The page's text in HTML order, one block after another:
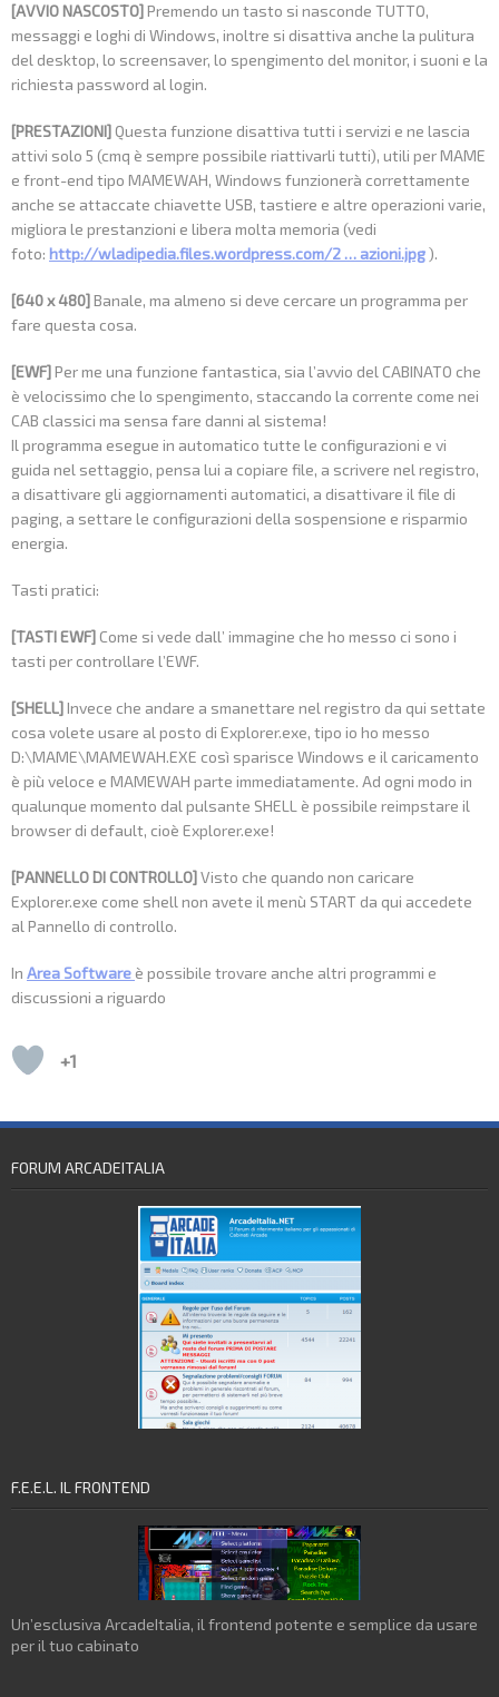
[AVVIO NASCOSTO]Premendo un tasto si nasconde TUTTO,
messaggi e loghi di Windows, inoltre si disattiva anche la pulitura
del desktop, lo screensaver, lo spengimento del monitor, i suoni e la
richiesta password al login.
[PRESTAZIONI] Questa funzione disattiva tutti i servizi e ne lascia
attivi solo 5 (cmq è sempre possibile riattivarli tutti), utili per MAME
e front-end tipo MAMEWAH, Windows funzionerà correttamente
anche se attaccate chiavette USB, tastiere e altre operazioni varie,
migliora le prestanzioni e libera molta memoria (vedi
foto: http://wladipedia.files.wordpress.com/2 … azioni.jpg).
[640 x 480]Banale, ma almeno si deve cercare un programma per
fare questa cosa.
[EWF]Per me una funzione fantastica, sia l’avvio del CABINATO che
è velocissimo che lo spengimento, staccando la corrente come nei
CAB classici ma sensa fare danni al sistema!
Il programma esegue in automatico tutte le configurazioni e vi
guida nel settaggio, pensa lui a copiare file, a scrivere nel registro,
a disattivare gli aggiornamenti automatici, a disattivare il file di
paging, a settare le configurazioni della sospensione e risparmio
energia.
Tasti pratici:
[TASTI EWF] Come si vede dall’ immagine che ho messo ci sono i
tasti per controllare l’EWF.
[SHELL]Invece che andare a smanettare nel registro da qui settate
cosa volete usare al posto di Explorer.exe, tipo io ho messo
D:\MAME\MAMEWAH.EXE così sparisce Windows e il caricamento
è più veloce e MAMEWAH parte immediatamente. Ad ogni modo in
qualunque momento dal pulsante SHELL è possibile reimpstare il
browser di default, cioè Explorer.exe!
[PANNELLO DI CONTROLLO]Visto che quando non caricare
Explorer.exe come shell non avete il menù START da qui accedete
al Pannello di controllo.
In Area Software è possibile trovare anche altri programmi e
discussioni a riguardo
+1
FORUM ARCADEITALIA
F.E.E.L. IL FRONTEND
Un’esclusiva ArcadeItalia, il frontend potente e semplice da usare
per il tuo cabinato